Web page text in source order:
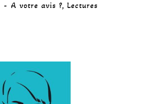
A votre avis ?, Lectures